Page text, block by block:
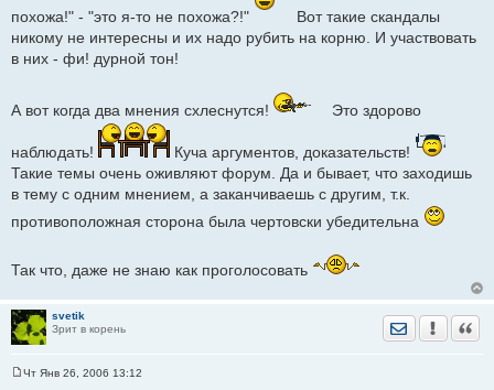
н
е
похожа!" - "это я-то не похожа?!"
Вот такие скандалы
никому не интересны и их надо рубить на корню. И участвовать
в них - фи! дурной тон!
А вот когда два мнения схлеснутся! Это здорово
наблюдать!
Куча аргументов, доказательств!
Такие темы очень оживляют форум. Да и бывает, что заходишь
в тему с одним мнением, а заканчиваешь с другим, т.к.
противоположная сторона была чертовски убедительна
Так что, даже не знаю как проголосовать
svetik
Зрит в корень
Отправить
Чт Янв 26, 2006 13:12